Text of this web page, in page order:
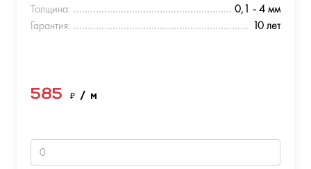
Толщина:
0,1 - 4 мм
Гарантия:
10 лет
585 ₽ / м